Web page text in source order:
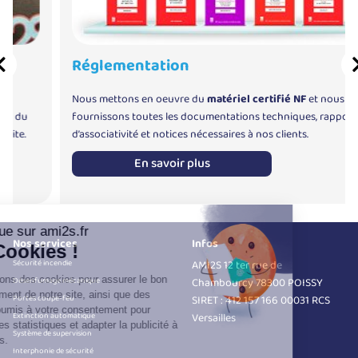
Réglementation
Nous mettons en oeuvre dumatériel certifié NF et nous
fournissons toutes les documentations techniques, rapports
d’associativité et notices nécessaires à nos clients.
En savoir plus
Nos services
Sécurité incendie
Désenfumage mécanique
Portes coupe-feu
Extinction automatique
Système de supervision
Interphonie de sécurité
Infos
AMI2S 12 ter rue de
Chambourcy 78300 POISSY
SIRET : 412 157 166 00031 RCS
Versailles